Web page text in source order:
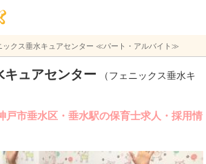
ックス垂水キュアセンター ≪パート・アルバイト≫
キュアセンター
（フェニックス垂水キ
市垂水区・垂水駅の保育士求人・採用情